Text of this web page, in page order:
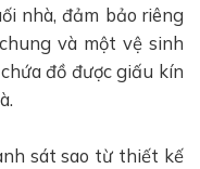
nhà, đảm bảo riêng
và một vệ sinh
đồ được giấu kín
sát sao từ thiết kế